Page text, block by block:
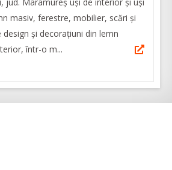
jud. Maramureș uși de interior și uși
masiv, ferestre, mobilier, scări și
design și decorațiuni din lemn
într-o m...